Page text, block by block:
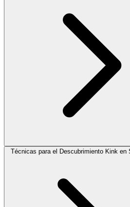
Técnicas para el Descubrimiento Kink en